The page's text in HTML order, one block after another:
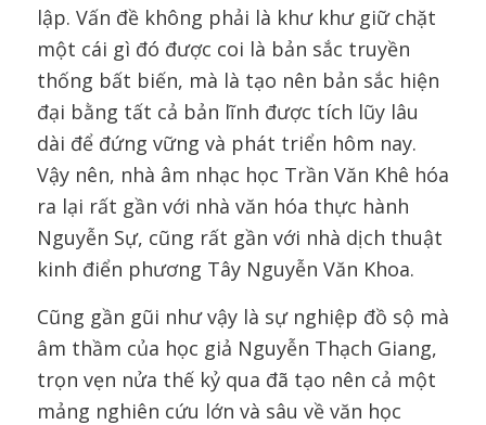
lập. Vấn đề không phải là khư khư giữ chặt
một cái gì đó được coi là bản sắc truyền
thống bất biến, mà là tạo nên bản sắc hiện
đại bằng tất cả bản lĩnh được tích lũy lâu
dài để đứng vững và phát triển hôm nay.
Vậy nên, nhà âm nhạc học Trần Văn Khê hóa
ra lại rất gần với nhà văn hóa thực hành
Nguyễn Sự, cũng rất gần với nhà dịch thuật
kinh điển phương Tây Nguyễn Văn Khoa.
Cũng gần gũi như vậy là sự nghiệp đồ sộ mà
âm thầm của học giả Nguyễn Thạch Giang,
trọn vẹn nửa thế kỷ qua đã tạo nên cả một
mảng nghiên cứu lớn và sâu về văn học